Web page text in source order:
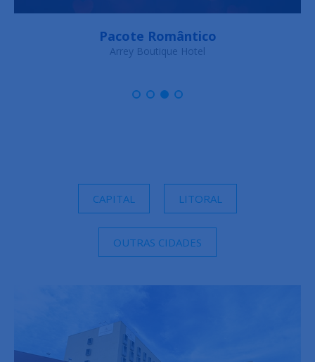
Pacote Romântico
Arrey Gran Hotel
CAPITAL LITORAL
OUTRAS CIDADES